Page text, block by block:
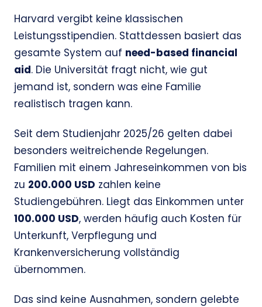
Harvard vergibt keine klassischen
Leistungsstipendien. Stattdessen basiert das
gesamte System auf need-based financial
aid. Die Universität fragt nicht, wie gut
jemand ist, sondern was eine Familie
realistisch tragen kann.
Seit dem Studienjahr 2025/26 gelten dabei
besonders weitreichende Regelungen.
Familien mit einem Jahreseinkommen von bis
zu 200.000 USD zahlen keine
Studiengebühren. Liegt das Einkommen unter
100.000 USD, werden häufig auch Kosten für
Unterkunft, Verpflegung und
Krankenversicherung vollständig
übernommen.
Das sind keine Ausnahmen, sondern gelebte